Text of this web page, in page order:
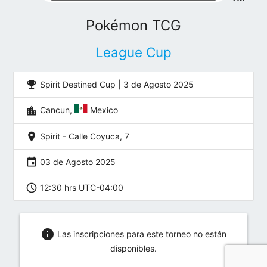
Pokémon TCG
League Cup
emoji_events Spirit Destined Cup | 3 de Agosto 2025
location_city Cancun, Mexico
location_on Spirit - Calle Coyuca, 7
event 03 de Agosto 2025
schedule 12:30 hrs UTC-04:00
info Las inscripciones para este torneo no están
disponibles.